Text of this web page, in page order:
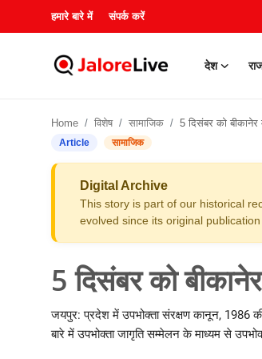
हमारे बारे में संपर्क करें
देश
Home विशेष सामाजिक 5 दिसंबर को बीकानेर में होगा
Article सामाजिक
Digital Archive
This story is part of our historical
evolved since its original
5 दिसंबर को
जयपुर: प्रदेश में उपभोक्ता संरक्षण कानून, 1986 की
बारे में उपभोक्ता जागृति सम्मेलन के माध्यम से